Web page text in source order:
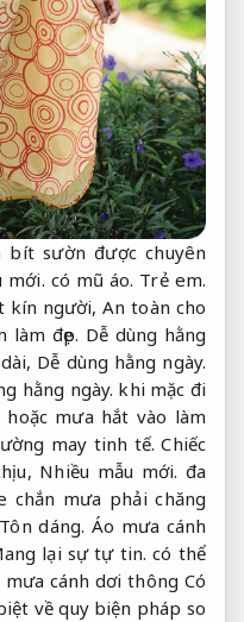
sườn được chuyên
mới. có mũ áo. Trẻ em.
kín người,An toàn cho
làm đẹp. Dễ dùng hằng
Dễ dùng hằng ngày.
hằng ngày. khi mặc đi
mưa hắt vào làm
may tinh tế. Chiếc
Nhiều mẫu mới. đa
chắn mưa phải chăng
Tôn dáng. Áo mưa cánh
lại sự tự tin. có thể
cánh dơi thông Có
về quy biện pháp so